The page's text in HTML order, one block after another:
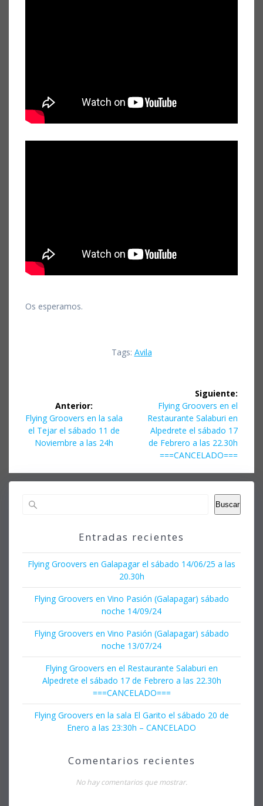
Os esperamos.
Tags: Avila
de
entradas
Anterior:
Entrada
anterior:
Flying Groovers en la sala
el Tejar el sábado 11 de
Noviembre a las 24h
Siguiente:
Siguiente
entrada:
Flying Groovers en el
Restaurante Salaburi en
Alpedrete el sábado 17
de Febrero a las 22.30h
===CANCELADO===
Buscar
Entradas recientes
Flying Groovers en Galapagar el sábado 14/06/25 a las
20.30h
Flying Groovers en Vino Pasión (Galapagar) sábado
noche 14/09/24
Flying Groovers en Vino Pasión (Galapagar) sábado
noche 13/07/24
Flying Groovers en el Restaurante Salaburi en
Alpedrete el sábado 17 de Febrero a las 22.30h
===CANCELADO===
Flying Groovers en la sala El Garito el sábado 20 de
Enero a las 23:30h – CANCELADO
Comentarios recientes
No hay comentarios que mostrar.